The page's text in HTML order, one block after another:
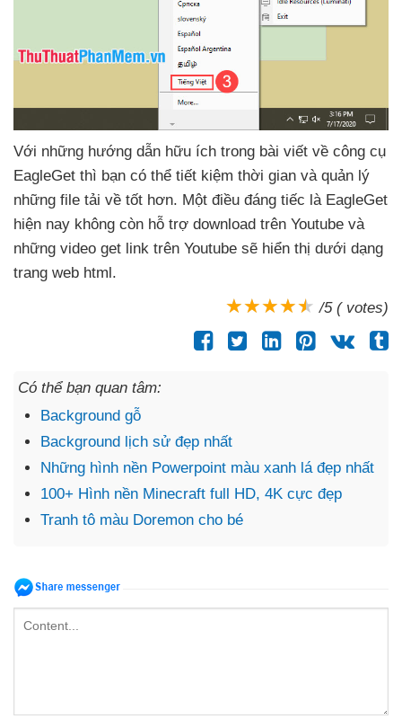
Với những hướng dẫn hữu ích trong bài viết về công cụ
EagleGet thì bạn có thể tiết kiệm thời gian và quản lý
những file tải về tốt hơn. Một điều đáng tiếc là EagleGet
hiện nay không còn hỗ trợ download trên Youtube và
những video get link trên Youtube sẽ hiển thị dưới dạng
trang web html.
/5 ( votes)
Có thể bạn quan tâm:
Background gỗ
Background lịch sử đẹp nhất
Những hình nền Powerpoint màu xanh lá đẹp nhất
100+ Hình nền Minecraft full HD, 4K cực đẹp
Tranh tô màu Doremon cho bé